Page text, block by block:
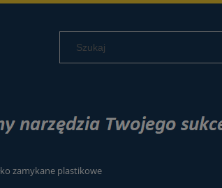
zamykane plastikowe